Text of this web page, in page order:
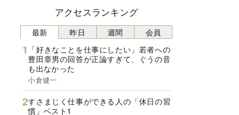
アクセスランキング
最新
「好きなことを仕事にしたい」若者への
豊田章男の回答が正論すぎて、ぐうの音
も出なかった
小倉健一
すさまじく仕事ができる人の「休日の習
慣」ベスト1
昨日 週間 会員